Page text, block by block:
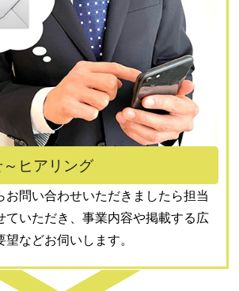
ヒアリング
お問い合わせいただきましたら担当
ていただき、事業内容や掲載する広
などお伺いします。